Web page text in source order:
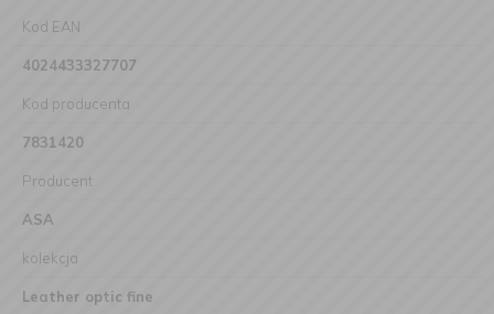
Kod EAN
4024433327707
Kod producenta
7831420
Producent
ASA
kolekcja
Leather optic fine